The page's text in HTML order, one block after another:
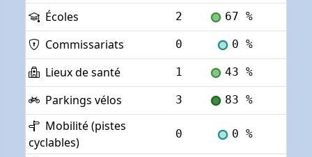
Écoles 2 67 %
Commissariats 0 0 %
Lieux de santé 1 43 %
Parkings vélos 3 83 %
Mobilité (pistes
cyclables)
0 0 %